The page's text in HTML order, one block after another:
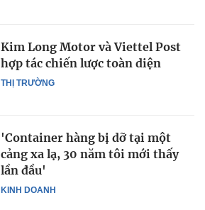
THỊ TRƯỜNG
Kim Long Motor và Viettel Post
hợp tác chiến lược toàn diện
KINH DOANH
'Container hàng bị dỡ tại một
cảng xa lạ, 30 năm tôi mới thấy
lần đầu'